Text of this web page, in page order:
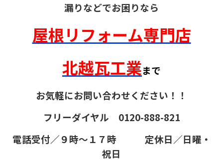
漏りなどでお困りなら
屋根リフォーム専門店
北越瓦工業まで
お気軽にお問い合わせください！！
フリーダイヤル 0120-888-821
電話受付／９時～１７時 定休日／日曜・
祝日